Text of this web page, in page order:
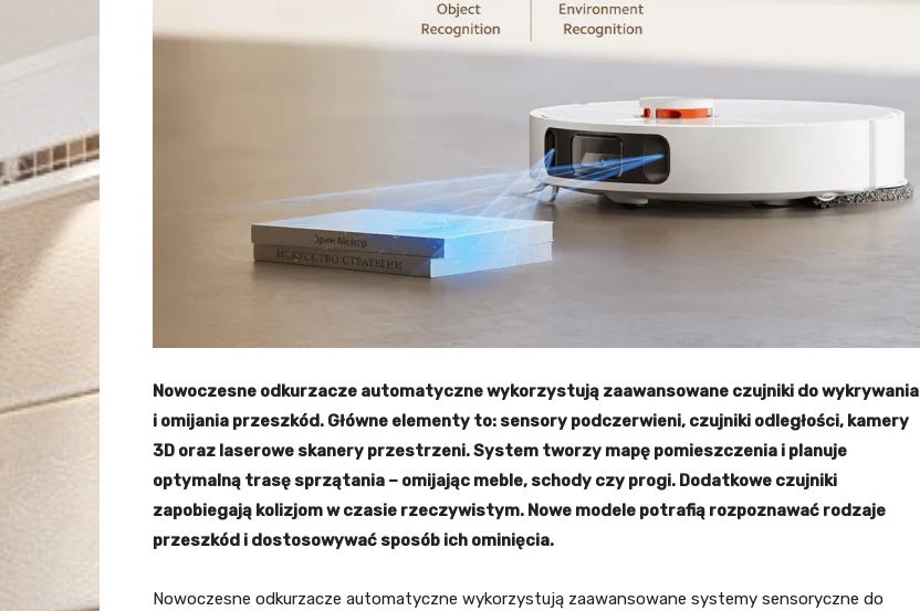
Nowoczesne odkurzacze automatyczne wykorzystują zaawansowane czujniki do wykrywania
i omijania przeszkód. Główne elementy to: sensory podczerwieni, czujniki odległości, kamery
3D oraz laserowe skanery przestrzeni. System tworzy mapę pomieszczenia i planuje
optymalną trasę sprzątania – omijając meble, schody czy progi. Dodatkowe czujniki
zapobiegają kolizjom w czasie rzeczywistym. Nowe modele potrafią rozpoznawać rodzaje
przeszkód i dostosowywać sposób ich ominięcia.
Nowoczesne odkurzacze automatyczne wykorzystują zaawansowane systemy sensoryczne do